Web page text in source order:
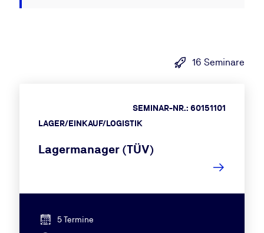
16 Seminare
LAGER/EINKAUF/LOGISTIK
SEMINAR-NR.: 60151101
Lagermanager (TÜV)
5 Termine